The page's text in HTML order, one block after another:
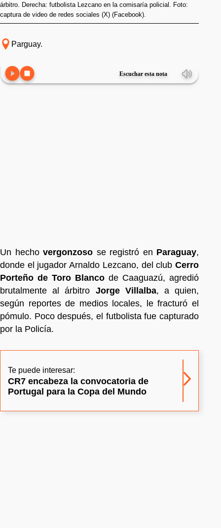
árbitro. Derecha: futbolista Lezcano en la comisaría policial. Foto:
captura de video de redes sociales (X) (Facebook).
Parguay.
Escuchar esta nota
Un hechovergonzoso se registró en Paraguay,
donde el jugador Arnaldo Lezcano, del club Cerro
Porteño de Toro Blanco de Caaguazú, agredió
brutalmente al árbitro Jorge Villalba, a quien,
según reportes de medios locales, le fracturó el
pómulo. Poco después, el futbolista fue capturado
por la Policía.
Te puede interesar:
CR7 encabeza la convocatoria de
Portugal para la Copa del Mundo